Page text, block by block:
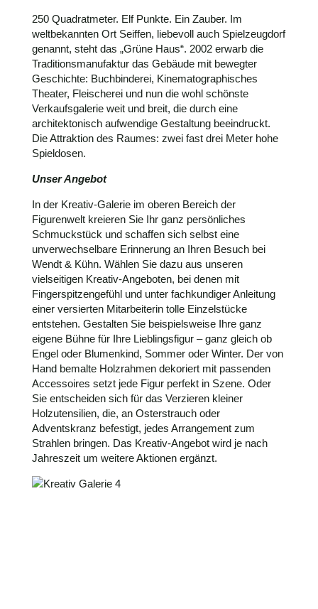
250 Quadratmeter. Elf Punkte. Ein Zauber. Im
weltbekannten Ort Seiffen, liebevoll auch Spielzeugdorf
genannt, steht das „Grüne Haus“. 2002 erwarb die
Traditionsmanufaktur das Gebäude mit bewegter
Geschichte: Buchbinderei, Kinematographisches
Theater, Fleischerei und nun die wohl schönste
Verkaufsgalerie weit und breit, die durch eine
architektonisch aufwendige Gestaltung beeindruckt.
Die Attraktion des Raumes: zwei fast drei Meter hohe
Spieldosen.
Unser Angebot
In der Kreativ-Galerie im oberen Bereich der
Figurenwelt kreieren Sie Ihr ganz persönliches
Schmuckstück und schaffen sich selbst eine
unverwechselbare Erinnerung an Ihren Besuch bei
Wendt & Kühn. Wählen Sie dazu aus unseren
vielseitigen Kreativ-Angeboten, bei denen mit
Fingerspitzengefühl und unter fachkundiger Anleitung
einer versierten Mitarbeiterin tolle Einzelstücke
entstehen. Gestalten Sie beispielsweise Ihre ganz
eigene Bühne für Ihre Lieblingsfigur – ganz gleich ob
Engel oder Blumenkind, Sommer oder Winter. Der von
Hand bemalte Holzrahmen dekoriert mit passenden
Accessoires setzt jede Figur perfekt in Szene. Oder
Sie entscheiden sich für das Verzieren kleiner
Holzutensilien, die, an Osterstrauch oder
Adventskranz befestigt, jedes Arrangement zum
Strahlen bringen. Das Kreativ-Angebot wird je nach
Jahreszeit um weitere Aktionen ergänzt.